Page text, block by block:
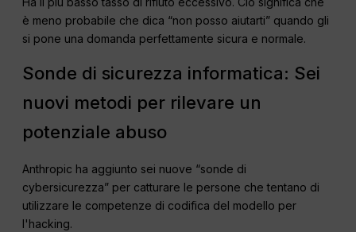
è meno probabile che dica “non posso aiutarti” quando gli
si pone una domanda perfettamente sicura e normale.
Sonde di sicurezza informatica: Sei
nuovi metodi per rilevare un
potenziale abuso
Anthropic ha aggiunto sei nuove “sonde di
cybersicurezza” per catturare le persone che tentano di
utilizzare le competenze di codifica del modello per
l'hacking.